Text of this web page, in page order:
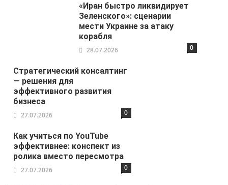
«Иран быстро ликвидирует
Зеленского»: сценарии
мести Украине за атаку
корабля
28.07.2026 0
Стратегический консалтинг
— решения для
эффективного развития
бизнеса
27.07.2026 0
Как учиться по YouTube
эффективнее: конспект из
ролика вместо пересмотра
27.07.2026 0